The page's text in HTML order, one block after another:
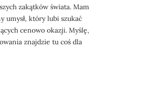
zakątków świata. Mam
umysł, który lubi szukać
cenowo okazji. Myślę,
znajdzie tu coś dla